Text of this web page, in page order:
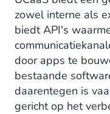
zowel interne als
biedt API's
door apps te
bestaande
daarentegen is
gericht op het